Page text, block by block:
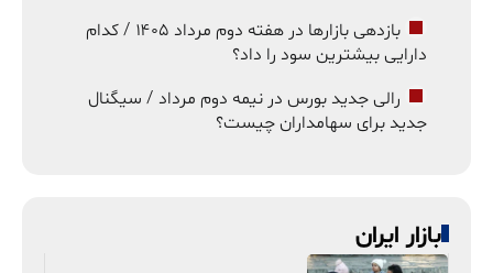
بازدهی بازارها در هفته دوم مرداد ۱۴۰۵ / کدام
دارایی بیشترین سود را داد؟
رالی جدید بورس در نیمه دوم مرداد / سیگنال
جدید برای سهامداران چیست؟
بازار ایران